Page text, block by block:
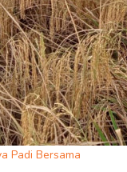
Padi Bersama